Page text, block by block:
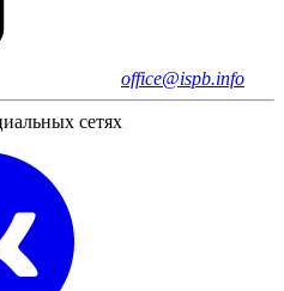
office@ispb.info
сетях